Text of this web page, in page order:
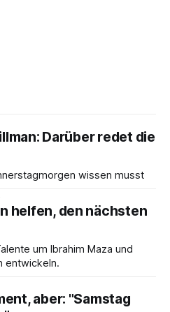
Darüber redet die
wissen musst
helfen, den nächsten
um Ibrahim Maza und
entwickeln.
aber: "Samstag